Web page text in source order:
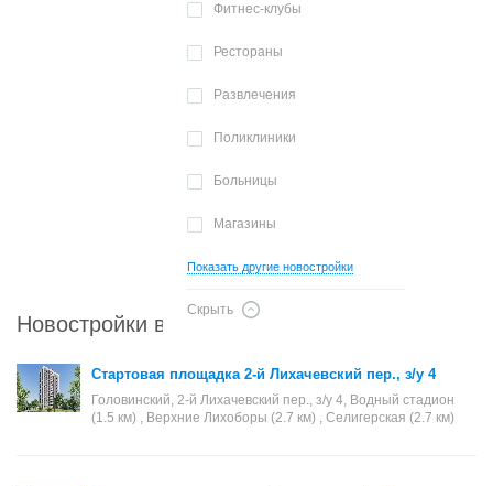
Фитнес-клубы
Рестораны
Развлечения
Поликлиники
Больницы
Магазины
Показать другие новостройки
Скрыть
Новостройки в районе Головинский
Стартовая площадка 2-й Лихачевский пер., з/у 4
Головинский, 2-й Лихачевский пер., з/у 4, Водный стадион
(1.5 км) , Верхние Лихоборы (2.7 км) , Селигерская (2.7 км)